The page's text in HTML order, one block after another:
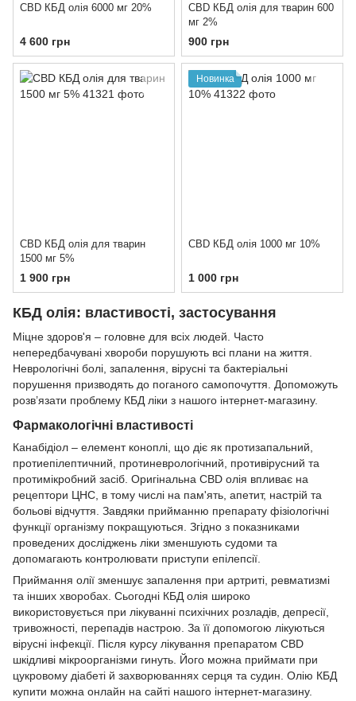
CBD КБД олія 6000 мг 20%
4 600 грн
СBD КБД олія для тварин 600
мг 2%
900 грн
CBD КБД олія для тварин
1500 мг 5%
1 900 грн
Новинка
СВD КБД олія 1000 мг 10%
1 000 грн
КБД олія: властивості, застосування
Міцне здоров'я – головне для всіх людей. Часто
непередбачувані хвороби порушують всі плани на життя.
Неврологічні болі, запалення, вірусні та бактеріальні
порушення призводять до поганого самопочуття. Допоможуть
розв’язати проблему КБД ліки з нашого інтернет-магазину.
Фармакологічні властивості
Канабідіол – елемент коноплі, що діє як протизапальний,
протиепілептичний, протиневрологічний, противірусний та
протимікробний засіб. Оригінальна CBD олія впливає на
рецептори ЦНС, в тому числі на пам'ять, апетит, настрій та
больові відчуття. Завдяки прийманню препарату фізіологічні
функції організму покращуються. Згідно з показниками
проведених досліджень ліки зменшують судоми та
допомагають контролювати приступи епілепсії.
Приймання олії зменшує запалення при артриті, ревматизмі
та інших хворобах. Сьогодні КБД олія широко
використовується при лікуванні психічних розладів, депресії,
тривожності, перепадів настрою. За її допомогою лікуються
вірусні інфекції. Після курсу лікування препаратом CBD
шкідливі мікроорганізми гинуть. Його можна приймати при
цукровому діабеті й захворюваннях серця та судин. Олію КБД
купити можна онлайн на сайті нашого інтернет-магазину.